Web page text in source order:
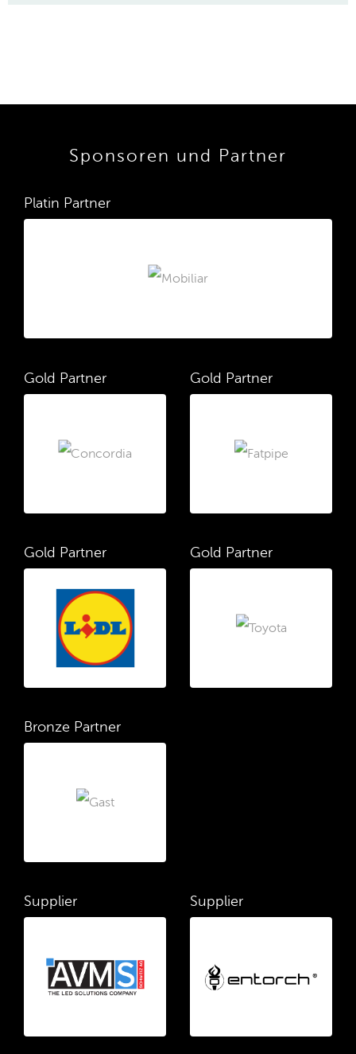
Sponsoren und Partner
Platin Partner
Gold Partner Gold Partner
Gold Partner Gold Partner
Bronze Partner
Supplier Supplier